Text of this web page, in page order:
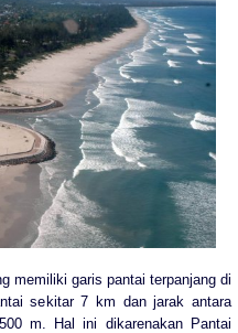
memiliki garis pantai terpanjang di
sekitar 7 km dan jarak antara
m. Hal ini dikarenakan Pantai